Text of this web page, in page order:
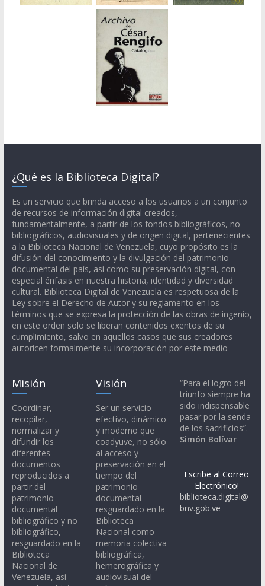
¿Qué es la Biblioteca Digital?
Es un servicio que brinda acceso a los usuarios a un conjunto
de recursos de información digital creados,
fundamentalmente, a partir de los fondos bibliográficos, no
bibliográficos, audiovisuales y de origen digital, pertenecientes
a la Biblioteca Nacional de Venezuela, cuyo propósito es la
difusión del conocimiento y la divulgación del patrimonio
documental del país, así como su preservación digital, con
especial énfasis en nuestra historia, identidad y diversidad
cultural. Biblioteca Digital de Venezuela es respetuosa de la
Ley sobre el Derecho de Autor y su reglamento en los
términos que se expresa la protección de las obras de ingenio,
en este orden solo se liberan contenidos exentos de su
cumplimiento, salvo en aquellos casos que sus creadores
autoricen formalmente su incorporación por este medio
Misión
Coordinar,
recopilar,
normalizar y
difundir los
diferentes
documentos
reproducidos a
partir del
patrimonio
documental
bibliográfico y no
bibliográfico,
resguardado en la
Biblioteca
Nacional de
Venezuela, así
Visión
Ser un servicio
efectivo, dinámico
y moderno que
coadyuve, no sólo
al acceso y
preservación en el
tiempo del
patrimonio
documental
resguardado en la
Biblioteca
Nacional como
memoria colectiva
bibliográfica,
hemerográfica y
audiovisual del
“Para el logro del
triunfo siempre ha
sido indispensable
pasar por la senda
de los sacrificios”.
Simón Bolívar
Escribe al Correo
Electrónico!
biblioteca.digital@
bnv.gob.ve